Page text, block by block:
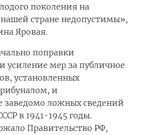
поколения на
нашей стране недопустимы»,
Яровая.
поправки
усиление мер за публичное
установленных
и
заведомо ложных сведений
в 1941-1945 годы.
Правительство РФ,